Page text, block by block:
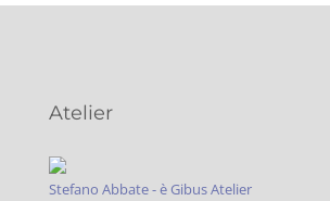
Atelier
Stefano Abbate - è Gibus Atelier